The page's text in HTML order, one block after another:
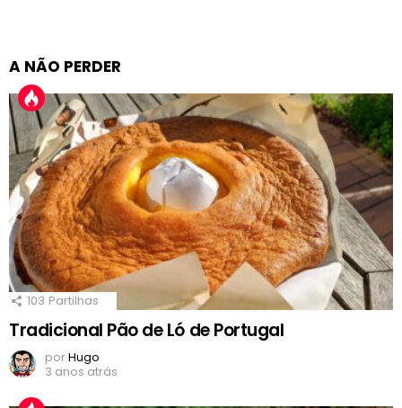
A NÃO PERDER
103 Partilhas
Tradicional Pão de Ló de Portugal
porHugo
3 anos atrás